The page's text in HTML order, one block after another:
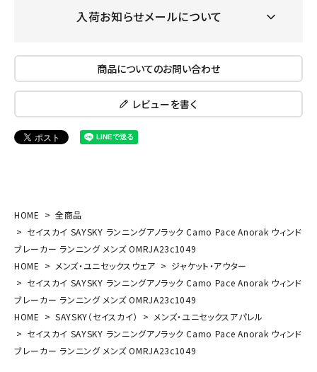
入荷お知らせメールについて
商品についてのお問い合わせ
レビューを書く
HOME
全商品
セイスカイ SAYSKY ランニングアノラック Camo Pace Anorak ウィンド
ブレーカー ランニング メンズ OMRJA23c1049
HOME
メンズ・ユニセックスウェア
ジャケット・アウター
セイスカイ SAYSKY ランニングアノラック Camo Pace Anorak ウィンド
ブレーカー ランニング メンズ OMRJA23c1049
HOME
SAYSKY（セイスカイ）
メンズ・ユニセックスアパレル
セイスカイ SAYSKY ランニングアノラック Camo Pace Anorak ウィンド
ブレーカー ランニング メンズ OMRJA23c1049